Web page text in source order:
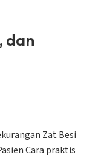
dan
Zat Besi
Cara praktis